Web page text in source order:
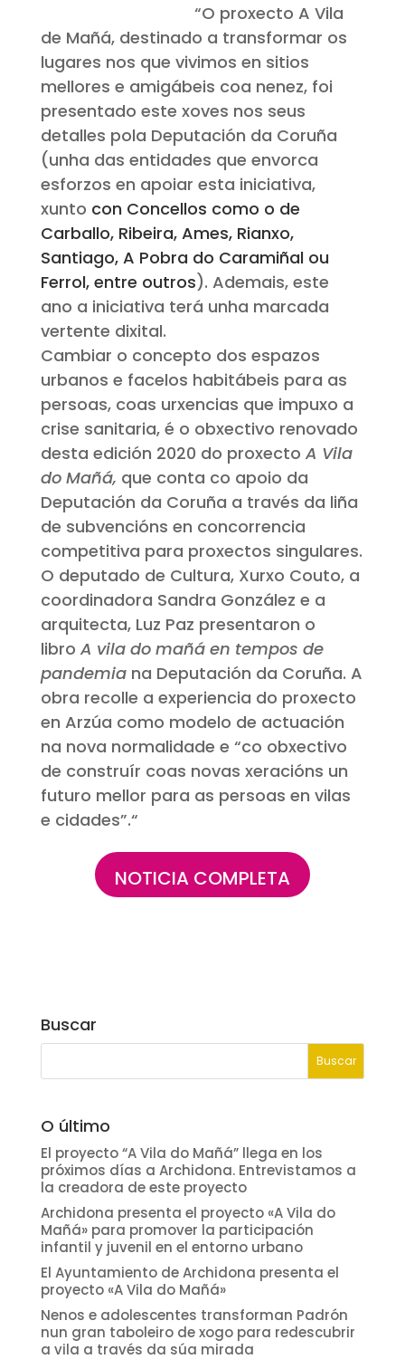
“O proxecto A Vila
de Mañá, destinado a transformar os
lugares nos que vivimos en sitios
mellores e amigábeis coa nenez, foi
presentado este xoves nos seus
detalles pola Deputación da Coruña
(unha das entidades que envorca
esforzos en apoiar esta iniciativa,
xunto con Concellos como o de
Carballo, Ribeira, Ames, Rianxo,
Santiago, A Pobra do Caramiñal ou
Ferrol, entre outros). Ademais, este
ano a iniciativa terá unha marcada
vertente dixital.
Cambiar o concepto dos espazos
urbanos e facelos habitábeis para as
persoas, coas urxencias que impuxo a
crise sanitaria, é o obxectivo renovado
desta edición 2020 do proxecto A Vila
do Mañá, que conta co apoio da
Deputación da Coruña a través da liña
de subvencións en concorrencia
competitiva para proxectos singulares.
O deputado de Cultura, Xurxo Couto, a
coordinadora Sandra González e a
arquitecta, Luz Paz presentaron o
libro A vila do mañá en tempos de
pandemiana Deputación da Coruña. A
obra recolle a experiencia do proxecto
en Arzúa como modelo de actuación
na nova normalidade e “co obxectivo
de construír coas novas xeracións un
futuro mellor para as persoas en vilas
e cidades”.“
NOTICIA COMPLETA
Buscar
O último
El proyecto “A Vila do Mañá” llega en los
próximos días a Archidona. Entrevistamos a
la creadora de este proyecto
Archidona presenta el proyecto «A Vila do
Mañá» para promover la participación
infantil y juvenil en el entorno urbano
El Ayuntamiento de Archidona presenta el
proyecto «A Vila do Mañá»
Nenos e adolescentes transforman Padrón
nun gran taboleiro de xogo para redescubrir
a vila a través da súa mirada